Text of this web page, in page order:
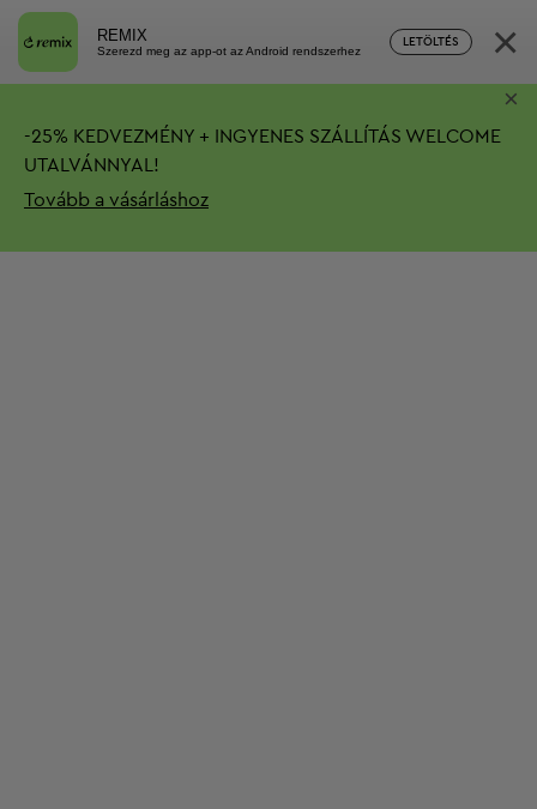
REMIX
Szerezd meg az app-ot az Android rendszerhez
LETÖLTÉS ×
-25% KEDVEZMÉNY + INGYENES SZÁLLÍTÁS WELCOME
UTALVÁNNYAL!
Tovább a vásárláshoz
×